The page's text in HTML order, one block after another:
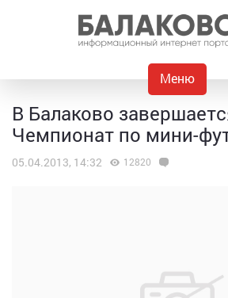
Меню
В Балаково
Чемпионат по мини-
05.04.2013, 14:32 12820